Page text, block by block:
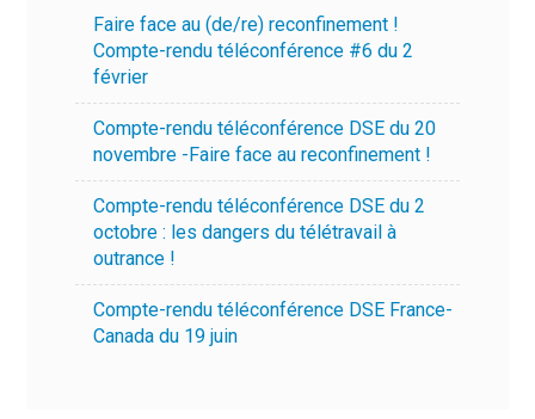
Faire face au (de/re) reconfinement !
Compte-rendu téléconférence #6 du 2
février
Compte-rendu téléconférence DSE du 20
novembre -Faire face au reconfinement !
Compte-rendu téléconférence DSE du 2
octobre : les dangers du télétravail à
outrance !
Compte-rendu téléconférence DSE France-
Canada du 19 juin